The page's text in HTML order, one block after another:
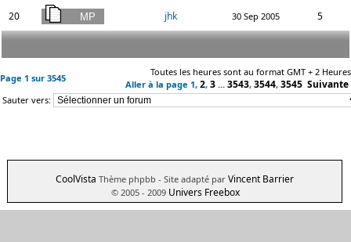
20 jhk 30 Sep 2005 5
Page 1 sur 3545
Toutes les heures sont au format GMT + 2 Heures
Aller à la page 1, 2, 3 ... 3543, 3544, 3545 Suivante
Sauter vers:
CoolVista Thème phpbb - Site adapté par Vincent Barrier
© 2005 - 2009 Univers Freebox